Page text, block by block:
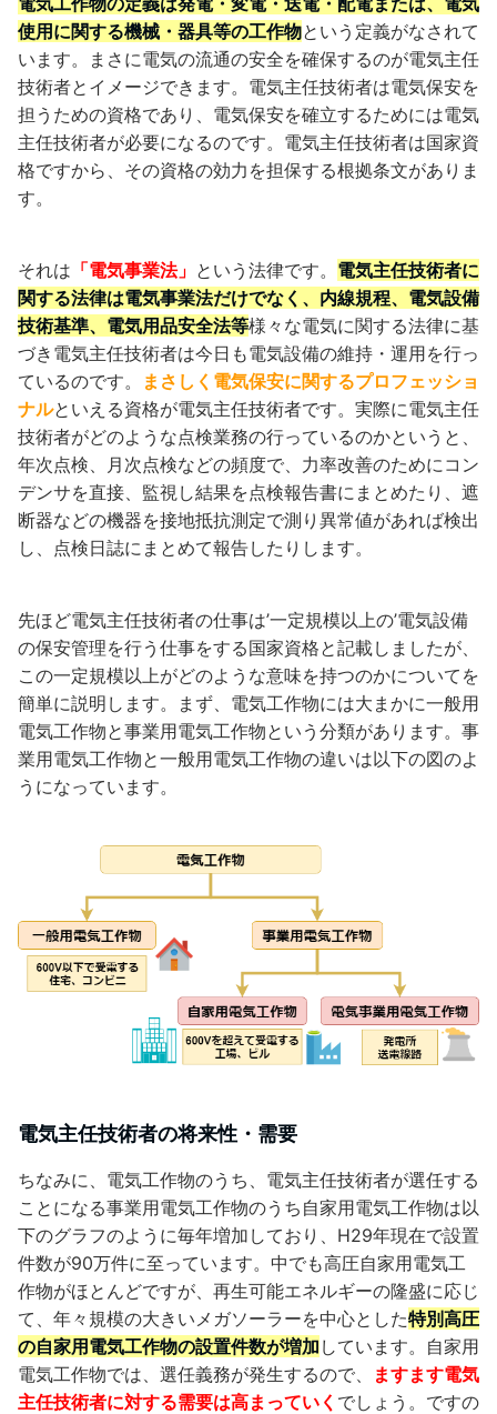
使用に関する機械・器具等の工作物という定義がなされて
います。まさに電気の流通の安全を確保するのが電気主任
技術者とイメージできます。電気主任技術者は電気保安を
担うための資格であり、電気保安を確立するためには電気
主任技術者が必要になるのです。電気主任技術者は国家資
格ですから、その資格の効力を担保する根拠条文がありま
す。
それは 「電気事業法」 という法律です。 電気主任技術者に
関する法律は電気事業法だけでなく、内線規程、電気設備
技術基準、電気用品安全法等様々な電気に関する法律に基
づき電気主任技術者は今日も電気設備の維持・運用を行っ
ているのです。
まさしく電気保安に関するプロフェッショ
ナルといえる資格が電気主任技術者です。実際に電気主任
技術者がどのような点検業務の行っているのかというと、
年次点検、月次点検などの頻度で、力率改善のためにコン
デンサを直接、監視し結果を点検報告書にまとめたり、遮
断器などの機器を接地抵抗測定で測り異常値があれば検出
し、点検日誌にまとめて報告したりします。
先ほど電気主任技術者の仕事は’一定規模以上の’電気設備
の保安管理を行う仕事をする国家資格と記載しましたが、
この一定規模以上がどのような意味を持つのかについてを
簡単に説明します。まず、電気工作物には大まかに一般用
電気工作物と事業用電気工作物という分類があります。事
業用電気工作物と一般用電気工作物の違いは以下の図のよ
うになっています。
電気主任技術者の将来性・需要
ちなみに、電気工作物のうち、電気主任技術者が選任する
ことになる事業用電気工作物のうち自家用電気工作物は以
下のグラフのように毎年増加しており、H29年現在で設置
件数が90万件に至っています。中でも高圧自家用電気工
作物がほとんどですが、再生可能エネルギーの隆盛に応じ
て、年々規模の大きいメガソーラーを中心とした特別高圧
の自家用電気工作物の設置件数が増加 しています。自家用
電気工作物では、選任義務が発生するので、
ますます電気
主任技術者に対する需要は高まっていく でしょう。ですの